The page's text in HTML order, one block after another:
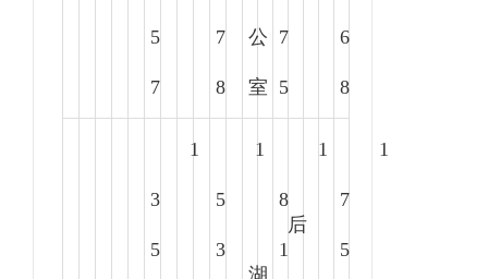
5
7
7
8
公
室
7
5
6
8
1
3
5
1
5
3
后
1
8
1
1
7
5